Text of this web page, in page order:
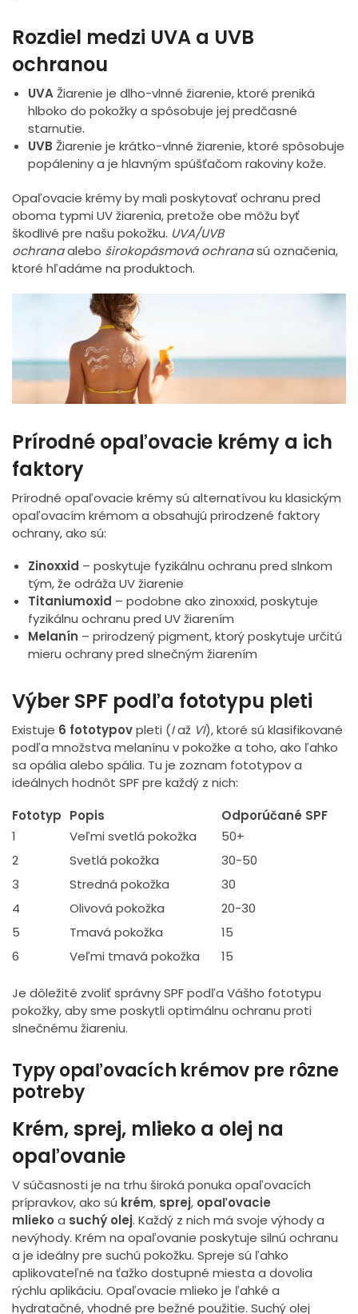
Rozdiel medzi UVA a UVB
ochranou
UVAŽiarenie je dlho-vlnné žiarenie, ktoré preniká
hlboko do pokožky a spôsobuje jej predčasné
starnutie.
UVB Žiarenie je krátko-vlnné žiarenie, ktoré spôsobuje
popáleniny a je hlavným spúšťačom rakoviny kože.
Opaľovacie krémy by mali poskytovať ochranu pred
oboma typmi UV žiarenia, pretože obe môžu byť
škodlivé pre našu pokožku. UVA/UVB
ochranaalebo širokopásmová ochranasú označenia,
ktoré hľadáme na produktoch.
Prírodné opaľovacie krémy a ich
faktory
Prírodné opaľovacie krémy sú alternatívou ku klasickým
opaľovacím krémom a obsahujú prirodzené faktory
ochrany, ako sú:
Zinoxxid – poskytuje fyzikálnu ochranu pred slnkom
tým, že odráža UV žiarenie
Titaniumoxid – podobne ako zinoxxid, poskytuje
fyzikálnu ochranu pred UV žiarením
Melanín – prirodzený pigment, ktorý poskytuje určitú
mieru ochrany pred slnečným žiarením
Výber SPF podľa fototypu pleti
Existuje 6 fototypovpleti (Iaž VI), ktoré sú klasifikované
podľa množstva melanínu v pokožke a toho, ako ľahko
sa opália alebo spália. Tu je zoznam fototypov a
ideálnych hodnôt SPF pre každý z nich:
Fototyp Popis
Odporúčané SPF
1
Veľmi svetlá pokožka
50+
2
Svetlá pokožka
30-50
3
Stredná pokožka
30
4
Olivová pokožka
20-30
5
Tmavá pokožka
15
6
Veľmi tmavá pokožka 15
Je dôležité zvoliť správny SPF podľa Vášho fototypu
pokožky, aby sme poskytli optimálnu ochranu proti
slnečnému žiareniu.
Typy opaľovacích krémov pre rôzne
potreby
Krém, sprej, mlieko a olej na
opaľovanie
V súčasnosti je na trhu široká ponuka opaľovacích
prípravkov, ako sú krém, sprej, opaľovacie
mlieko a suchý olej. Každý z nich má svoje výhody a
nevýhody. Krém na opaľovanie poskytuje silnú ochranu
a je ideálny pre suchú pokožku. Spreje sú ľahko
aplikovateľné na ťažko dostupné miesta a dovolia
rýchlu aplikáciu. Opaľovacie mlieko je ľahké a
hydratačné, vhodné pre bežné použitie. Suchý olej